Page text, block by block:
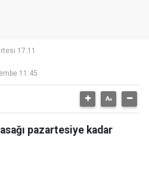
17:11
11:45
pazartesiye kadar